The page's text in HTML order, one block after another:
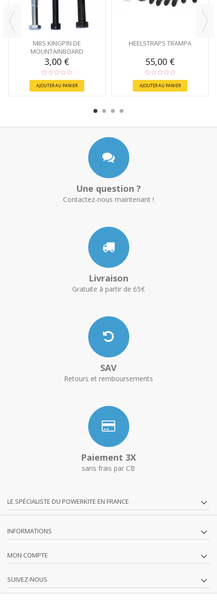
MBS KINGPIN DE
MOUNTAINBOARD
3,00 €
AJOUTER AU PANIER
HEELSTRAPS TRAMPA
55,00 €
AJOUTER AU PANIER
Une question ?
Contactez-nous maintenant !
Livraison
Gratuite à partir de 65€
SAV
Retours et remboursements
Paiement 3X
sans frais par CB
LE SPÉCIALISTE DU POWERKITE EN FRANCE
INFORMATIONS
MON COMPTE
SUIVEZ-NOUS